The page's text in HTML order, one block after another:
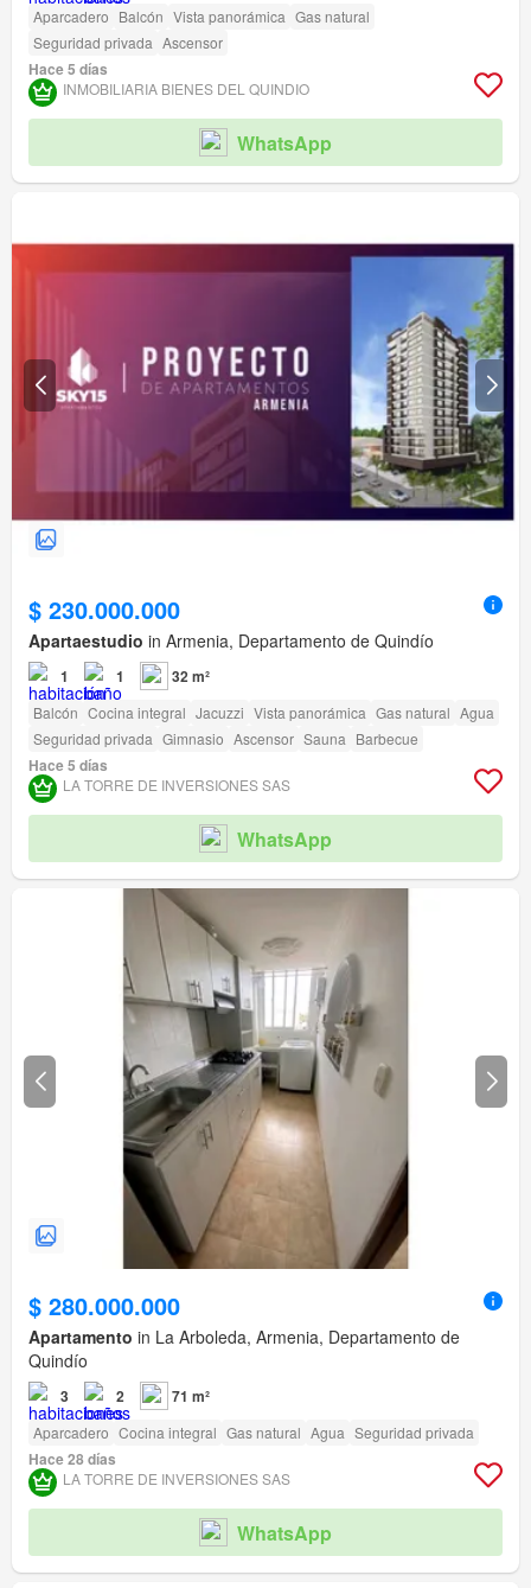
Aparcadero Balcón Vista panorámica Gas natural
Seguridad privada Ascensor
Hace 5 días
INMOBILIARIA BIENES DEL QUINDIO
WhatsApp
$ 230.000.000
Apartaestudio in Armenia, Departamento de Quindío
1 1 32 m²
Balcón Cocina integral Jacuzzi Vista panorámica Gas natural Agua
Seguridad privada Gimnasio Ascensor Sauna Barbecue
Hace 5 días
LA TORRE DE INVERSIONES SAS
WhatsApp
$ 280.000.000
Apartamento in La Arboleda, Armenia, Departamento de
Quindío
3 2 71 m²
Aparcadero Cocina integral Gas natural Agua Seguridad privada
Hace 28 días
LA TORRE DE INVERSIONES SAS
WhatsApp